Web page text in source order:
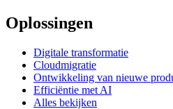
Oplossingen
Digitale transformatie
Cloudmigratie
Ontwikkeling van nieuwe
Efficiëntie met AI
Alles bekijken